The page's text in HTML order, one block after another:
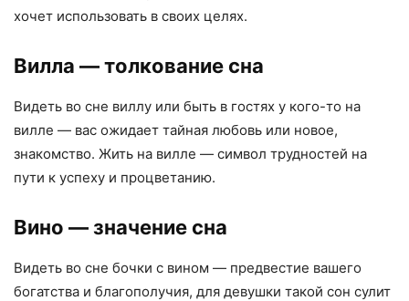
хочет использовать в своих целях.
Вилла — толкование сна
Видеть во сне виллу или быть в гостях у кого-то на
вилле — вас ожидает тайная любовь или новое,
знакомство. Жить на вилле — символ трудностей на
пути к успеху и процветанию.
Вино — значение сна
Видеть во сне бочки с вином — предвестие вашего
богатства и благополучия, для девушки такой сон сулит